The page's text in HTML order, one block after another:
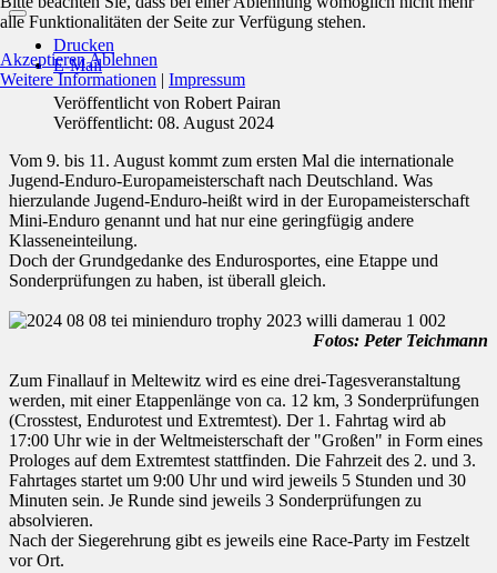
Drucken
E-Mail
Veröffentlicht von Robert Pairan
Veröffentlicht: 08. August 2024
Vom 9. bis 11. August kommt zum ersten Mal die internationale
Jugend-Enduro-Europameisterschaft nach Deutschland. Was
hierzulande Jugend-Enduro-heißt wird in der Europameisterschaft
Mini-Enduro genannt und hat nur eine geringfügig andere
Klasseneinteilung.
Doch der Grundgedanke des Endurosportes, eine Etappe und
Sonderprüfungen zu haben, ist überall gleich.
Fotos: Peter Teichmann
Zum Finallauf in Meltewitz wird es eine drei-Tagesveranstaltung
werden, mit einer Etappenlänge von ca. 12 km, 3 Sonderprüfungen
(Crosstest, Endurotest und Extremtest). Der 1. Fahrtag wird ab
17:00 Uhr wie in der Weltmeisterschaft der "Großen" in Form eines
Prologes auf dem Extremtest stattfinden. Die Fahrzeit des 2. und 3.
Fahrtages startet um 9:00 Uhr und wird jeweils 5 Stunden und 30
Minuten sein. Je Runde sind jeweils 3 Sonderprüfungen zu
absolvieren.
Nach der Siegerehrung gibt es jeweils eine Race-Party im Festzelt
vor Ort.
alle Funktionalitäten der Seite zur Verfügung stehen.
AkzeptierenAblehnen
Weitere Informationen | Impressum